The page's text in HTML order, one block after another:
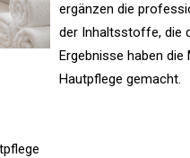
ergänzen die
der Inhaltsstoffe, die
Ergebnisse haben
Hautpflege gemacht.